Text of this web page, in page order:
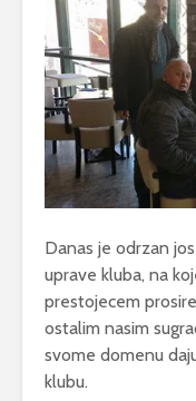
Danas je odrzan
uprave kluba, na
prestojecem
ostalim nasim
svome domenu
klubu.